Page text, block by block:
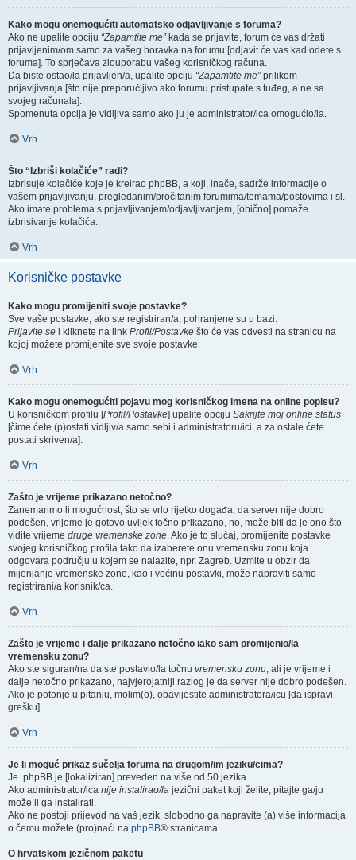
Kako mogu onemogućiti automatsko odjavljivanje s foruma?
Ako ne upalite opciju “Zapamtite me”kada se prijavite, forum će vas držati
prijavljenim/om samo za vašeg boravka na forumu [odjavit će vas kad odete s
foruma]. To sprječava zlouporabu vašeg korisničkog računa.
Da biste ostao/la prijavljen/a, upalite opciju “Zapamtite me”prilikom
prijavljivanja [što nije preporučljivo ako forumu pristupate s tuđeg, a ne sa
svojeg računala].
Spomenuta opcija je vidljiva samo ako ju je administrator/ica omogućio/la.
Vrh
Što “Izbriši kolačiće” radi?
Izbrisuje kolačiće koje je kreirao phpBB, a koji, inače, sadrže informacije o
vašem prijavljivanju, pregledanim/pročitanim forumima/temama/postovima i sl.
Ako imate problema s prijavljivanjem/odjavljivanjem, [obično] pomaže
izbrisivanje kolačića.
Vrh
Korisničke postavke
Kako mogu promijeniti svoje postavke?
Sve vaše postavke, ako ste registriran/a, pohranjene su u bazi.
Prijavite se i kliknete na link Profil/Postavke što će vas odvesti na stranicu na
kojoj možete promijenite sve svoje postavke.
Vrh
Kako mogu onemogućiti pojavu mog korisničkog imena na online popisu?
U korisničkom profilu [Profil/Postavke] upalite opciju Sakrijte moj online status
[čime ćete (p)ostati vidljiv/a samo sebi i administratoru/ici, a za ostale ćete
postati skriven/a].
Vrh
Zašto je vrijeme prikazano netočno?
Zanemarimo li mogućnost, što se vrlo rijetko događa, da server nije dobro
podešen, vrijeme je gotovo uvijek točno prikazano, no, može biti da je ono što
vidite vrijeme druge vremenske zone. Ako je to slučaj, promijenite postavke
svojeg korisničkog profila tako da izaberete onu vremensku zonu koja
odgovara području u kojem se nalazite, npr. Zagreb. Uzmite u obzir da
mijenjanje vremenske zone, kao i većinu postavki, može napraviti samo
registrirani/a korisnik/ca.
Vrh
Zašto je vrijeme i dalje prikazano netočno iako sam promijenio/la
vremensku zonu?
Ako ste siguran/na da ste postavio/la točnu vremensku zonu, ali je vrijeme i
dalje netočno prikazano, najvjerojatniji razlog je da server nije dobro podešen.
Ako je potonje u pitanju, molim(o), obavijestite administratora/icu [da ispravi
grešku].
Vrh
Je li moguć prikaz sučelja foruma na drugom/im jeziku/cima?
Je. phpBB je [lokaliziran] preveden na više od 50 jezika.
Ako administrator/ica nije instalirao/la jezični paket koji želite, pitajte ga/ju
može li ga instalirati.
Ako ne postoji prijevod na vaš jezik, slobodno ga napravite (a) više informacija
o čemu možete (pro)naći na phpBB® stranicama.
O hrvatskom jezičnom paketu